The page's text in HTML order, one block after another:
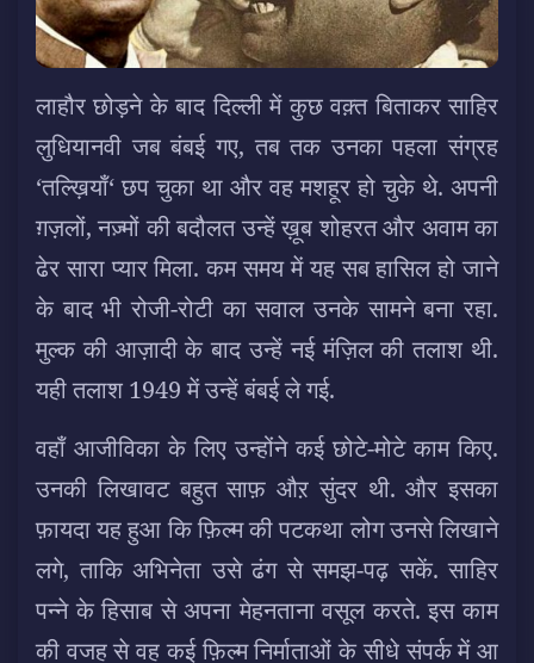
लाहौर छोड़ने के बाद दिल्ली में कुछ वक़्त बिताकर साहिर
लुधियानवी जब बंबई गए, तब तक उनका पहला संग्रह
‘तल्ख़ियाँ‘ छप चुका था और वह मशहूर हो चुके थे. अपनी
ग़ज़लों, नज़्मों की बदौलत उन्हें ख़ूब शोहरत और अवाम का
ढेर सारा प्यार मिला. कम समय में यह सब हासिल हो जाने
के बाद भी रोजी-रोटी का सवाल उनके सामने बना रहा.
मुल्क की आज़ादी के बाद उन्हें नई मंज़िल की तलाश थी.
यही तलाश 1949 में उन्हें बंबई ले गई.
वहाँ आजीविका के लिए उन्होंने कई छोटे-मोटे काम किए.
उनकी लिखावट बहुत साफ़ औऱ सुंदर थी. और इसका
फ़ायदा यह हुआ कि फ़िल्म की पटकथा लोग उनसे लिखाने
लगे, ताकि अभिनेता उसे ढंग से समझ-पढ़ सकें. साहिर
पन्ने के हिसाब से अपना मेहनताना वसूल करते. इस काम
की वजह से वह कई फ़िल्म निर्माताओं के सीधे संपर्क में आ